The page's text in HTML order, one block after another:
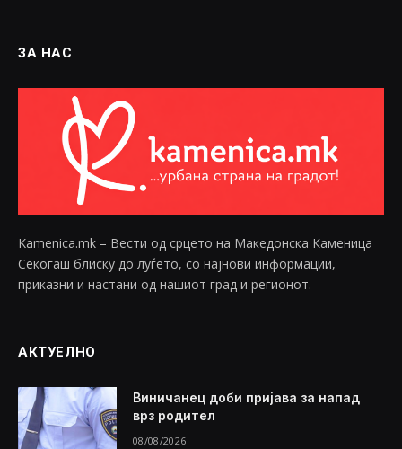
ЗА НАС
Kamenica.mk – Вести од срцето на Македонска Каменица
Секогаш блиску до луѓето, со најнови информации,
приказни и настани од нашиот град и регионот.
АКТУЕЛНО
Виничанец доби пријава за напад
врз родител
08/08/2026